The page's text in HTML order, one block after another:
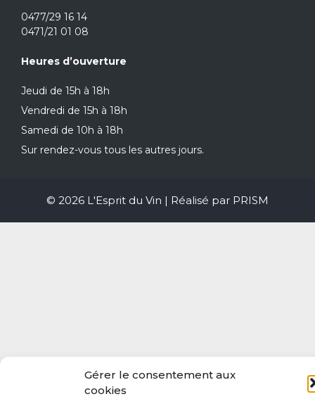
Gérer le consentement aux
cookies
0477/29 16 14
0471/21 01 08
Heures d’ouverture
Jeudi de 15h à 18h
Vendredi de 15h à 18h
Samedi de 10h à 18h
Sur rendez-vous tous les autres jours.
© 2026 L'Esprit du Vin | Réalisé par PRISM